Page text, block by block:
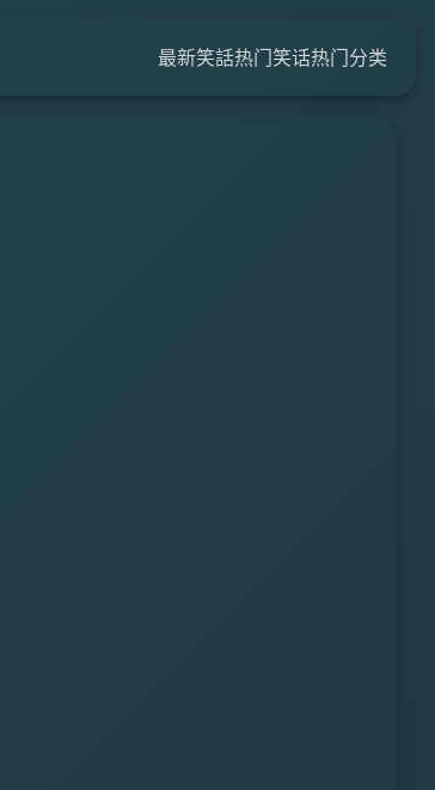
最新笑話热门笑话热门分类